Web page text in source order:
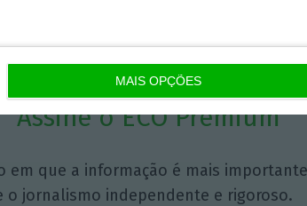
MAIS OPÇÕES
Assine o ECO Premium
em que a informação é mais
o jornalismo independente e rigoroso.